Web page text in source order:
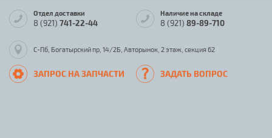
Отдел доставки
8 (921) 741-22-44
Наличие на складе
8 (921) 89-89-710
С-Пб, Богатырский пр, 14/2Б, Авторынок, 2 этаж, секция 62
ЗАПРОС НА ЗАПЧАСТИ ЗАДАТЬ ВОПРОС